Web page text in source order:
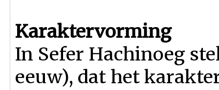
Karaktervorming
In Sefer Hachinoeg
eeuw), dat het